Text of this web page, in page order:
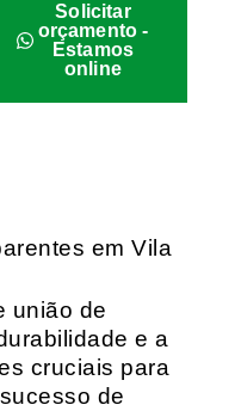
Solicitar
orçamento -
Estamos
online
em Vila
união de
e a
cruciais para
de